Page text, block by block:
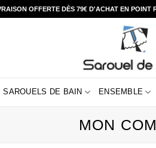
OFFERTE DÈS 79€ D'ACHAT EN POINT
SAROUELS DE BAIN ENSEMBLE
MON